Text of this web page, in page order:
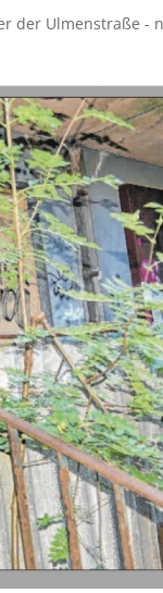
der Ulmenstraße